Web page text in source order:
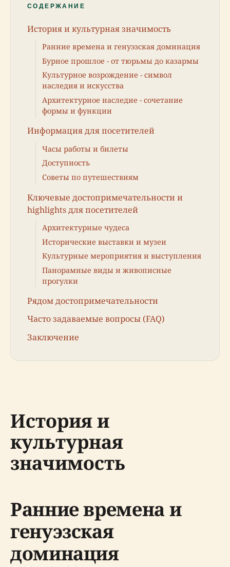
СОДЕРЖАНИЕ
История и культурная значимость
Ранние времена и генуэзская доминация
Бурное прошлое - от тюрьмы до казармы
Культурное возрождение - символ
наследия и искусства
Архитектурное наследие - сочетание
формы и функции
Информация для посетителей
Часы работы и билеты
Доступность
Советы по путешествиям
Ключевые достопримечательности и
highlights для посетителей
Архитектурные чудеса
Исторические выставки и музеи
Культурные мероприятия и выступления
Панорамные виды и живописные
прогулки
Рядом достопримечательности
Часто задаваемые вопросы (FAQ)
Заключение
История и
культурная
значимость
Ранние времена и
генуэзская
доминация